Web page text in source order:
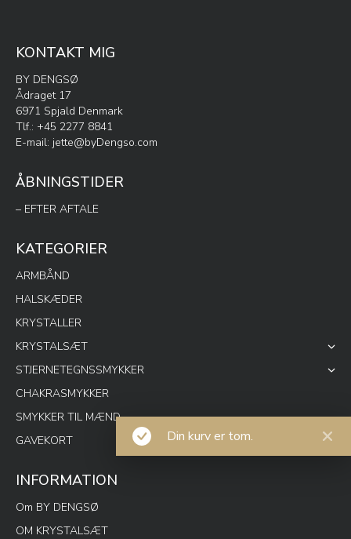
Din kurv er tom.
KONTAKT MIG
BY DENGSØ
Ådraget 17
6971 Spjald Denmark
Tlf.: +45 2277 8841
E-mail: jette@byDengso.com
ÅBNINGSTIDER
– EFTER AFTALE
KATEGORIER
ARMBÅND
HALSKÆDER
KRYSTALLER
KRYSTALSÆT
STJERNETEGNSSMYKKER
CHAKRASMYKKER
SMYKKER TIL MÆND
GAVEKORT
INFORMATION
Om BY DENGSØ
OM KRYSTALSÆT